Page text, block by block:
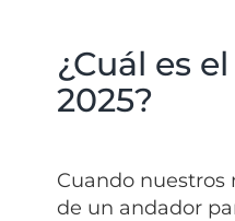
¿Cuál es
2025?
Cuando
de un andador